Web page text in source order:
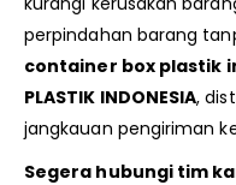
perpindahan barang
container box plastik
PLASTIK INDONESIA,
jangkauan pengiriman
Segera hubungi tim